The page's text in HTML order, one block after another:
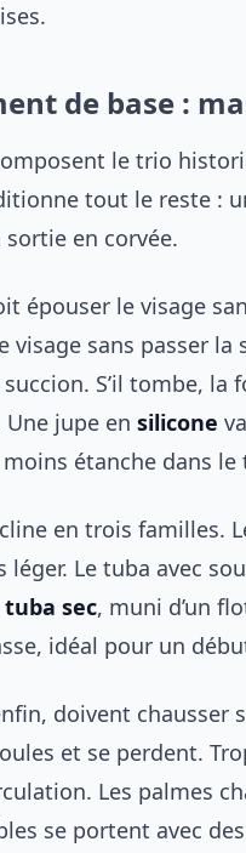
de base :
le trio
tout le reste :
en corvée.
épouser le visage
visage sans passer
S’il tombe, la
jupe en silicone
étanche dans le
en trois familles.
Le tuba avec
tuba sec, muni d’un
idéal pour un
doivent chausser
et se perdent.
Les palmes
se portent avec